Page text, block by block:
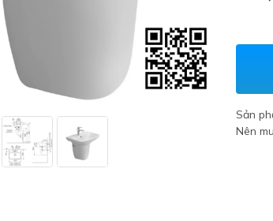
Sản
Nên